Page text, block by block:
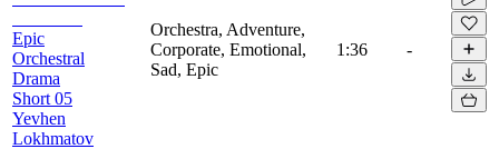
Epic
Orchestral
Drama
Short 05
Yevhen
Lokhmatov
Orchestra, Adventure,
Corporate, Emotional,
Sad, Epic
1:36 -